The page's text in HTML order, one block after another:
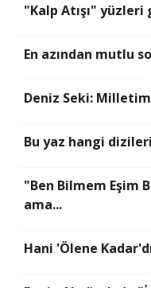
"Kalp Atışı" yüzleri
En azından mutlu
Deniz Seki:
Bu yaz hangi
"Ben Bilmem Eşim
ama...
Hani 'Ölene